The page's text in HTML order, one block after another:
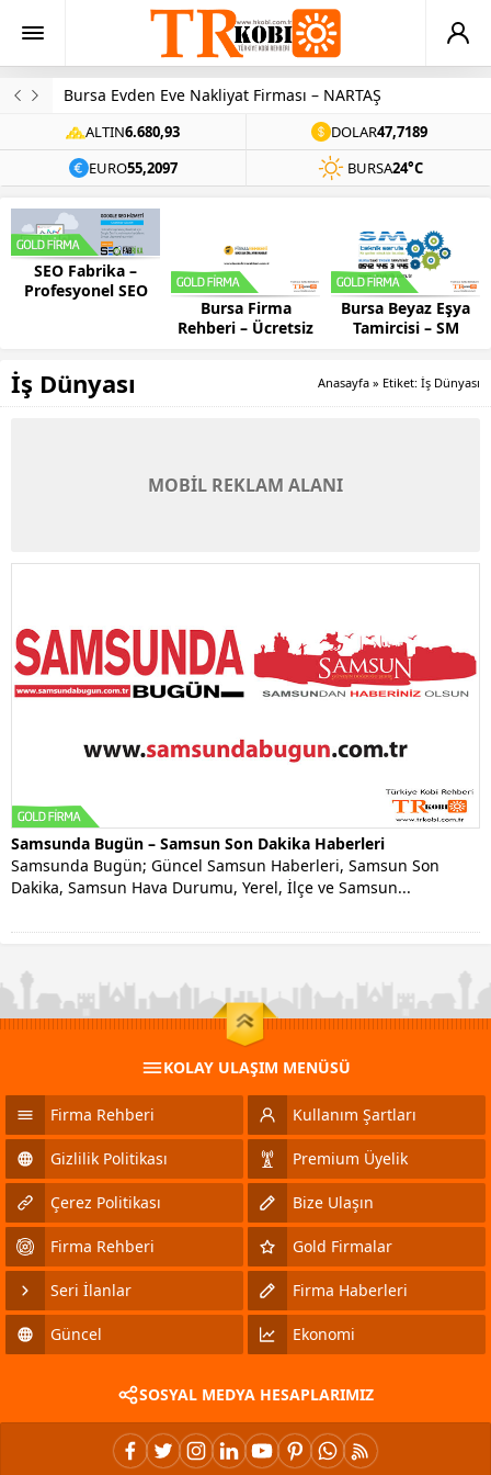
Arama Motoru Optimizasyonu Nedir?
ALTIN6.680,93 DOLAR47,7189
EURO55,2097 BURSA24°C
SEO Fabrika –
Profesyonel SEO
Bursa Firma
Rehberi – Ücretsiz
Bursa Beyaz Eşya
Tamircisi – SM
İş Dünyası Anasayfa » Etiket: İş Dünyası
MOBİL REKLAM ALANI
Samsunda Bugün – Samsun Son Dakika Haberleri
Samsunda Bugün; Güncel Samsun Haberleri, Samsun Son
Dakika, Samsun Hava Durumu, Yerel, İlçe ve Samsun...
KOLAY ULAŞIM MENÜSÜ
Firma Rehberi Kullanım Şartları
Gizlilik Politikası Premium Üyelik
Çerez Politikası Bize Ulaşın
Firma Rehberi Gold Firmalar
Seri İlanlar Firma Haberleri
Güncel Ekonomi
SOSYAL MEDYA HESAPLARIMIZ